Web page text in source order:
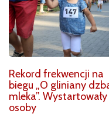
Rekord frekwencji na
biegu „O gliniany
mleka”.
osoby